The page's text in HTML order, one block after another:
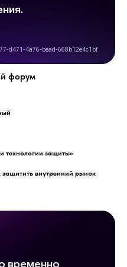
форум
технологии защиты»
внутренний рынок